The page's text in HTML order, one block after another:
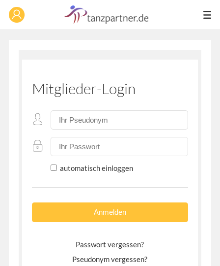
Mitglieder-Login
automatisch einloggen
Passwort vergessen?
Pseudonym vergessen?